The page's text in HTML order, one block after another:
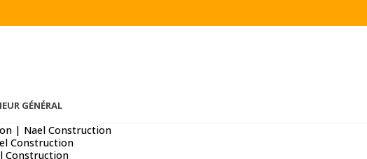
GÉNÉRAL
| Nael Construction
Construction
Construction